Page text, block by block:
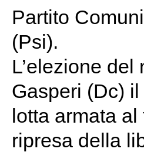
Partito
(Psi).
L’elezione
Gasperi (Dc)
lotta armata
ripresa della